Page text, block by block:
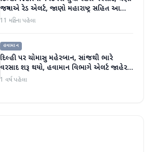
જગ્યાએ રેડ એલર્ટ, જાણો મહારાષ્ટ્ર સહિત આ
રાજ્યોની હવામાન સ્થિતિ
11 મહિના પહેલા
હવામાન
દિલ્હી પર ચોમાસુ મહેરબાન, સાંજથી ભારે
વરસાદ શરૂ થયો, હવામાન વિભાગે એલર્ટ જાહેર
કર્યું
1 વર્ષ પહેલા